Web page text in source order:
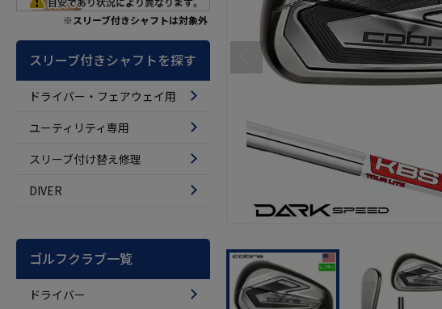
※スリーブ付きシャフトは対象外
スリーブ付きシャフトを探す
ドライバー・フェアウェイ用
ユーティリティ専用
スリーブ付け替え修理
DIVER
ゴルフクラブ一覧
ドライバー